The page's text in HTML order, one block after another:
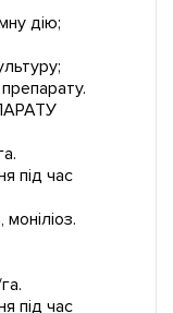
дію;
під час
під час